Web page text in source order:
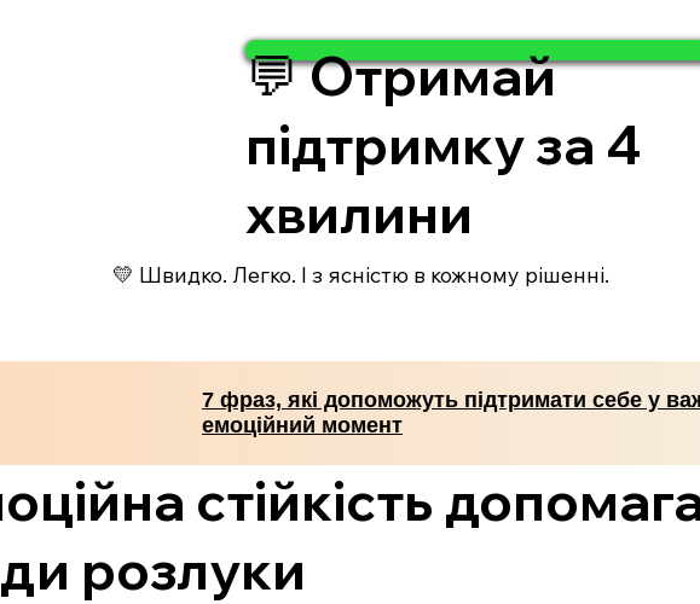
💬 Отримай
підтримку за 4
хвилини
💛 Швидко. Легко. І з ясністю в кожному рішенні.
7 фраз, які допоможуть підтримати себе у
емоційний момент
стійкість
розлуки